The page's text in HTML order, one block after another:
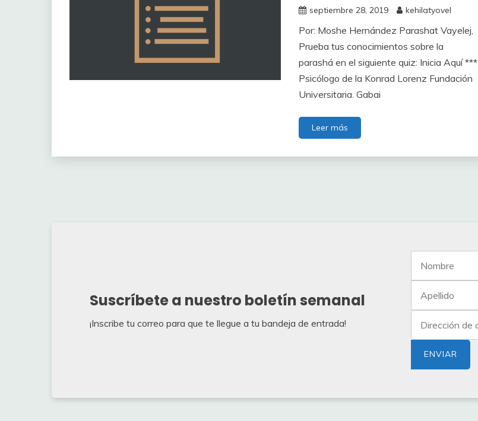
septiembre 28, 2019 kehilatyovel
Por: Moshe Hernández Parashat Vayelej,
Prueba tus conocimientos sobre la
parashá en el siguiente quiz: Inicia Aquí ***
Psicólogo de la Konrad Lorenz Fundación
Universitaria. Gabai
Leer más
Suscríbete a nuestro boletín semanal
¡Inscribe tu correo para que te llegue a tu bandeja de entrada!